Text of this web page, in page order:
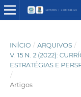
INÍCIO / ARQUIVOS /
V. 15 N. 2 (2022):
ESTRATÉGIAS E
/
Artigos